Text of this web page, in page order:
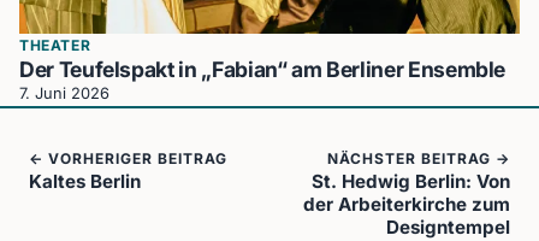
THEATER
Der Teufelspakt in „Fabian“ am Berliner Ensemble
7. Juni 2026
← VORHERIGER BEITRAG
Kaltes Berlin
NÄCHSTER BEITRAG →
St. Hedwig Berlin: Von
der Arbeiterkirche zum
Designtempel